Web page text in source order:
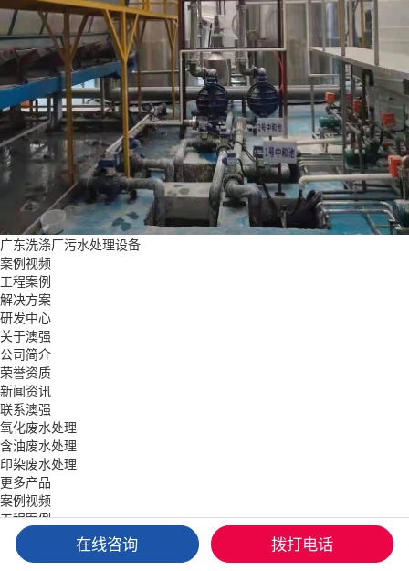
广东洗涤厂污水处理设备
案例视频
工程案例
解决方案
研发中心
关于澳强
公司简介
荣誉资质
新闻资讯
联系澳强
氧化废水处理
含油废水处理
印染废水处理
更多产品
案例视频
工程案例
解决方案
关于澳强
在线咨询 拨打电话